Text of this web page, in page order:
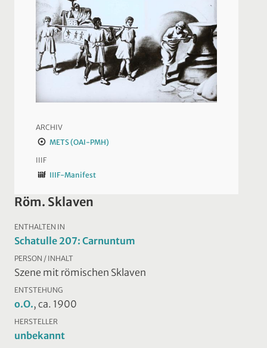
ARCHIV
METS (OAI-PMH)
IIIF
IIIF-Manifest
Röm. Sklaven
ENTHALTEN IN
Schatulle 207: Carnuntum
PERSON / INHALT
Szene mit römischen Sklaven
ENTSTEHUNG
o.O., ca. 1900
HERSTELLER
unbekannt